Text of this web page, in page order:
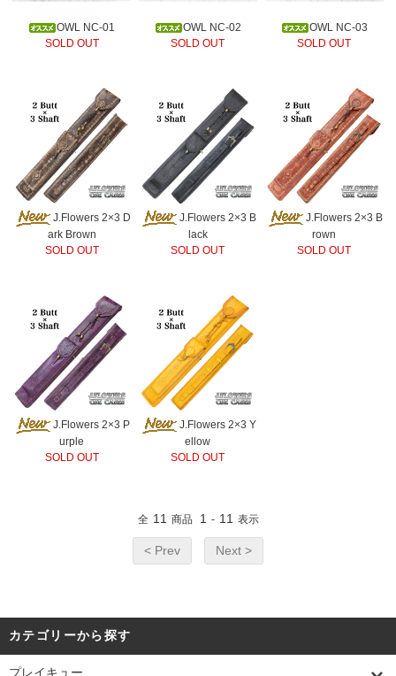
OWL NC-01
SOLD OUT
OWL NC-02
SOLD OUT
OWL NC-03
SOLD OUT
J.Flowers 2×3 D
ark Brown
SOLD OUT
J.Flowers 2×3 B
lack
SOLD OUT
J.Flowers 2×3 B
rown
SOLD OUT
J.Flowers 2×3 P
urple
SOLD OUT
J.Flowers 2×3 Y
ellow
SOLD OUT
全 11 商品 1 - 11 表示
< Prev Next >
カテゴリーから探す
プレイキュー